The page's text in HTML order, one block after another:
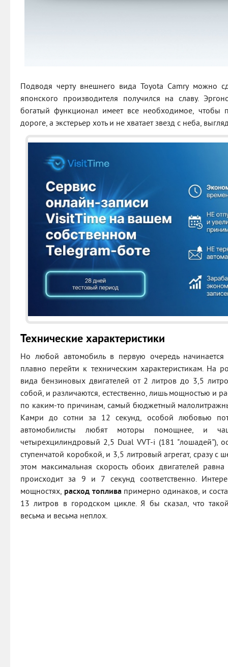
Подводя черту внешнего вида Toyota Camry можно
японского производителя получился на славу.
богатый функционал имеет все необходимое, чтобы
дороге, а экстерьер хоть и не хватает звезд с неба,
Технические характеристики
Но любой автомобиль в первую очередь
плавно перейти к техническим характеристикам. На
вида бензиновых двигателей от 2 литров до 3,5
собой, и различаются, естественно, лишь мощностью и
по каким-то причинам, самый бюджетный
Камри до сотни за 12 секунд, особой любовью
автомобилисты любят моторы помощнее, и
четырехцилиндровый 2,5 Dual VVT-i (181 "лошадей"),
ступенчатой коробкой, и 3,5 литровый агрегат, сразу с
этом максимальная скорость обоих двигателей
происходит за 9 и 7 секунд соответственно.
мощностях, расход топливапримерно одинаков, и
13 литров в городском цикле. Я бы сказал, что
весьма и весьма неплох.